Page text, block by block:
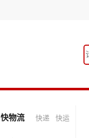
快物流 快递 快运